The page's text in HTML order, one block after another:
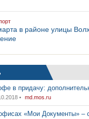
в районе улицы
в придачу:
• md.mos.ru
«Мои Документы» –